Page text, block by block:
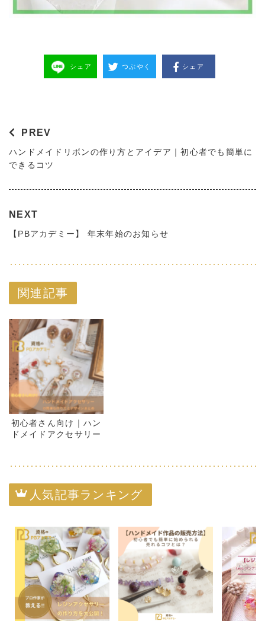
シェア つぶやく シェア
PREV
ハンドメイドリボンの作り方とアイデア｜初心者でも簡単に
できるコツ
NEXT
【PBアカデミー】 年末年始のお知らせ
関連記事
初心者さん向け｜ハン
ドメイドアクセサリー
人気記事ランキング